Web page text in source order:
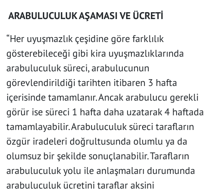
ARABULUCULUK AŞAMASI VE ÜCRETİ
“Her uyuşmazlık çeşidine göre farklılık
gösterebileceği gibi kira uyuşmazlıklarında
arabuluculuk süreci, arabulucunun
görevlendirildiği tarihten itibaren 3 hafta
içerisinde tamamlanır. Ancak arabulucu gerekli
görür ise süreci 1 hafta daha uzatarak 4 haftada
tamamlayabilir. Arabuluculuk süreci tarafların
özgür iradeleri doğrultusunda olumlu ya da
olumsuz bir şekilde sonuçlanabilir. Tarafların
arabuluculuk yolu ile anlaşmaları durumunda
arabuluculuk ücretini taraflar aksini